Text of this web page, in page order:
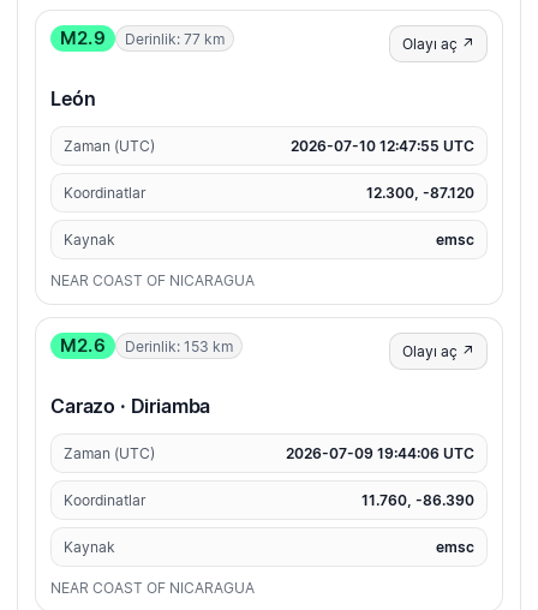
M2.9 Derinlik: 77 km Olayı aç ↗
León
Zaman (UTC) 2026-07-10 12:47:55 UTC
Koordinatlar 12.300, -87.120
Kaynak emsc
NEAR COAST OF NICARAGUA
M2.6 Derinlik: 153 km Olayı aç ↗
Carazo · Diriamba
Zaman (UTC) 2026-07-09 19:44:06 UTC
Koordinatlar 11.760, -86.390
Kaynak emsc
NEAR COAST OF NICARAGUA